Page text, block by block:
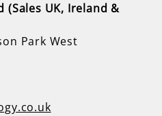
(Sales UK, Ireland &
Park West